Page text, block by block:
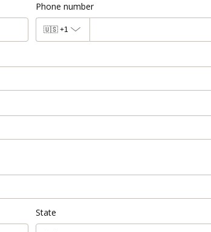
Phone number
🇺🇸 +1
State